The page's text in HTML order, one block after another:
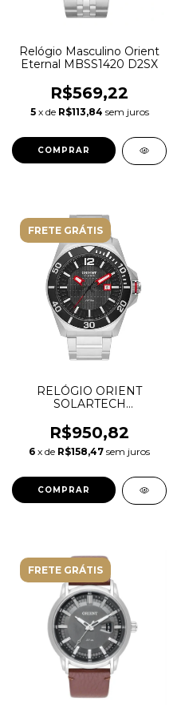
Relógio Masculino Orient
Eternal MBSS1420 D2SX
R$569,22
5 x de R$113,84 sem juros
FRETE GRÁTIS
RELÓGIO ORIENT
SOLARTECH
ANALÓGICO MBSS1500
PRATA
R$950,82
6 x de R$158,47 sem juros
FRETE GRÁTIS